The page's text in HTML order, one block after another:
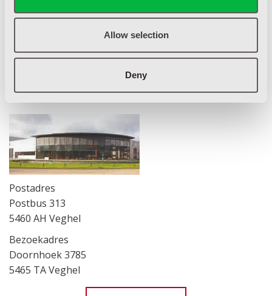
Allow selection
Deny
Geen onnodige telefonische wachttijden.
G&T INTERN TRANSPORT
Postadres
Postbus 313
5460 AH Veghel
Bezoekadres
Doornhoek 3785
5465 TA Veghel